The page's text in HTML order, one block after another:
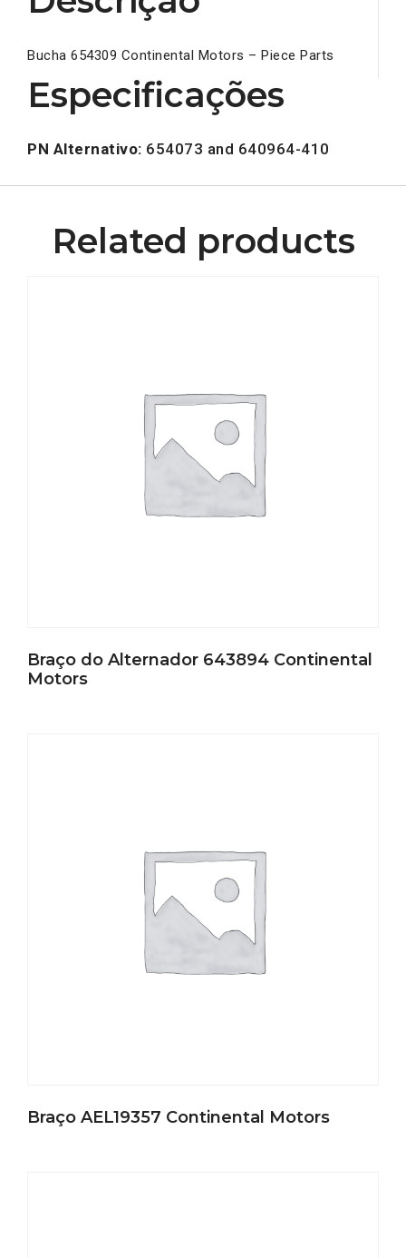
Bucha 654309 Continental Motors – Piece Parts
Especificações
PN Alternativo: 654073 and 640964-410
Related products
Braço do Alternador 643894 Continental
Motors
Braço AEL19357 Continental Motors